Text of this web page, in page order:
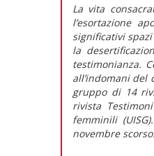
La vita
l’esortazione
significativi
la
testimonianza.
all’indomani del
gruppo di 14
rivista
femminili
novembre scorso.